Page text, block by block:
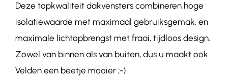
Deze topkwaliteit dakvensters combineren hoge
isolatiewaarde met maximaal gebruiksgemak, en
maximale lichtopbrengst met fraai, tijdloos design.
Zowel van binnen als van buiten, dus u maakt ook
Velden een beetje mooier ;-)